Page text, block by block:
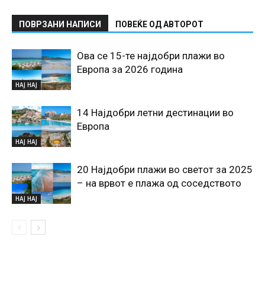
ПОВРЗАНИ НАПИСИ ПОВЕЌЕ ОД АВТОРОТ
НАЈ НАЈ
Ова се 15-те најдобри плажи во
Европа за 2026 година
НАЈ НАЈ
14 Најдобри летни дестинации во
Европа
НАЈ НАЈ
20 Најдобри плажи во светот за 2025
– на врвот е плажа од соседството